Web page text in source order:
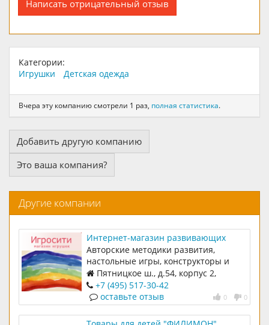
Написать отрицательный отзыв
Категории:
Игрушки
Детская одежда
Вчера эту компанию смотрели 1 раз, полная статистика.
Добавить другую компанию
Это ваша компания?
Другие компании
Интернет-магазин развивающих
игрушек Игросити
Авторские методики развития,
настольные игры, конструкторы и
мозаики, книги и пособия, наборы для
творчества, игры на свежем воздухе и
многое другое!
Пятницкое ш., д.54, корпус 2,
строение 6, 1 этаж, офис 113
+7 (495) 517-30-42
0 0
оставьте отзыв